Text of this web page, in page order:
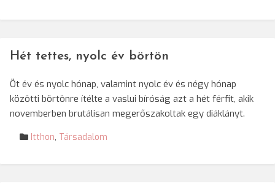
Hét tettes, nyolc év börtön
Öt év és nyolc hónap, valamint nyolc év és négy hónap
közötti börtönre ítélte a vaslui bíróság azt a hét férfit, akik
novemberben brutálisan megerőszakoltak egy diáklányt.
Itthon, Társadalom